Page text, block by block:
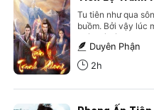
Tu tiên như qua
buồm. Bởi vậy lúc
chính là lúc ngươi
sinh không bao
thắng lợi thì không
Duyên Phận
2h